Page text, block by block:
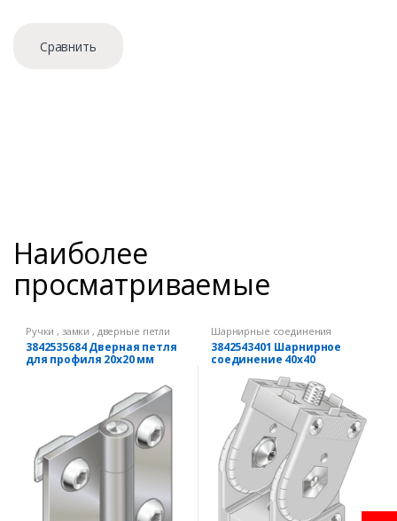
Сравнить
Наиболее
просматриваемые
Ручки , замки , дверные петли
3842535684 Дверная петля
для профиля 20х20 мм
Шарнирные соединения
3842543401 Шарнирное
соединение 40х40